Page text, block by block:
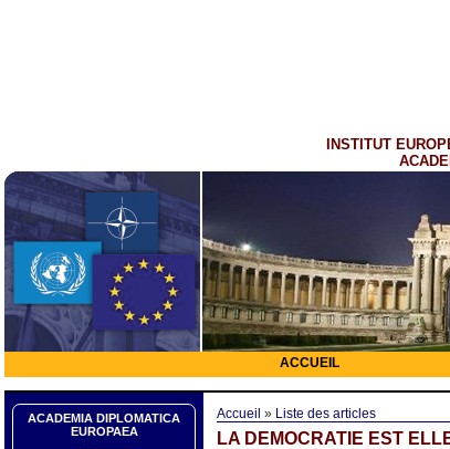
INSTITUT
ACCUEIL
ACADEMIA DIPLOMATICA
EUROPAEA
Accueil » Liste des articles
LA DEMOCRATIE EST